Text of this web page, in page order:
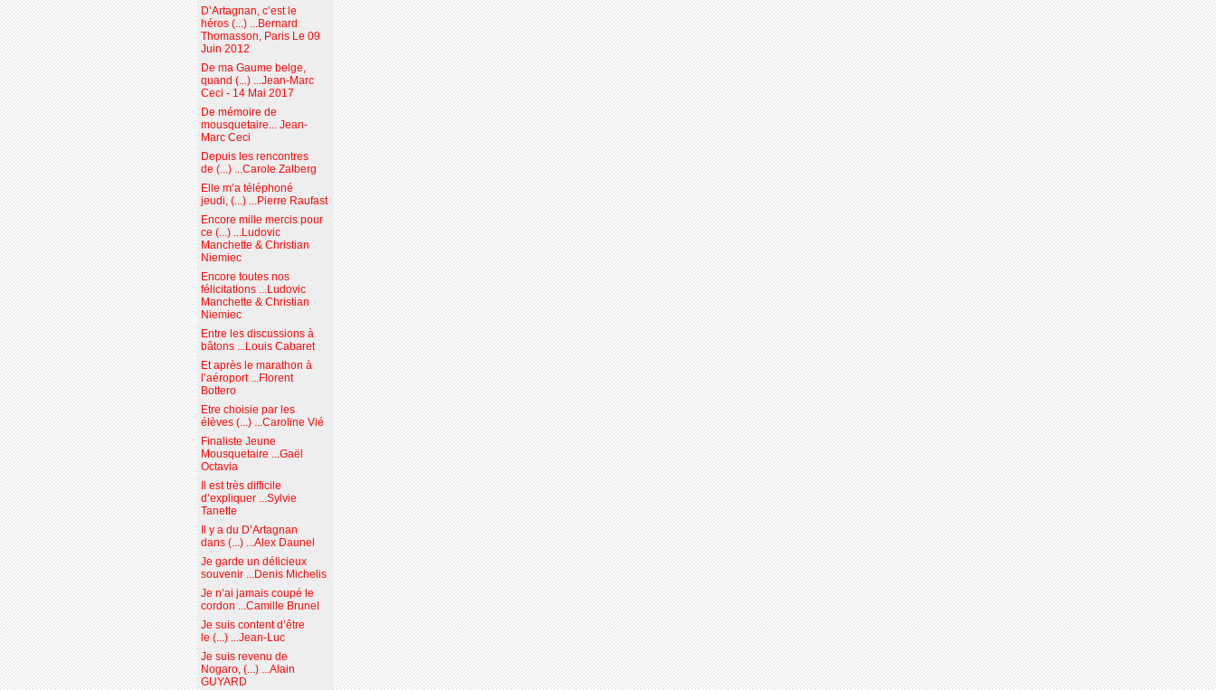
D’Artagnan, c’est le
héros (...) ...Bernard
Thomasson, Paris Le 09
Juin 2012
De ma Gaume belge,
quand (...) ...Jean-Marc
Ceci - 14 Mai 2017
De mémoire de
mousquetaire... Jean-
Marc Ceci
Depuis les rencontres
de (...) ...Carole Zalberg
Elle m’a téléphoné
jeudi, (...) ...Pierre Raufast
Encore mille mercis pour
ce (...) ...Ludovic
Manchette & Christian
Niemiec
Encore toutes nos
félicitations ...Ludovic
Manchette & Christian
Niemiec
Entre les discussions à
bâtons ...Louis Cabaret
Et après le marathon à
l’aéroport ...Florent
Bottero
Etre choisie par les
élèves (...) ...Caroline Vié
Finaliste Jeune
Mousquetaire ...Gaël
Octavia
Il est très difficile
d’expliquer ...Sylvie
Tanette
Il y a du D’Artagnan
dans (...) ...Alex Daunel
Je garde un délicieux
souvenir ...Denis Michelis
Je n’ai jamais coupé le
cordon ...Camille Brunel
Je suis content d’être
le (...) ...Jean-Luc
Je suis revenu de
Nogaro, (...) ...Alain
GUYARD